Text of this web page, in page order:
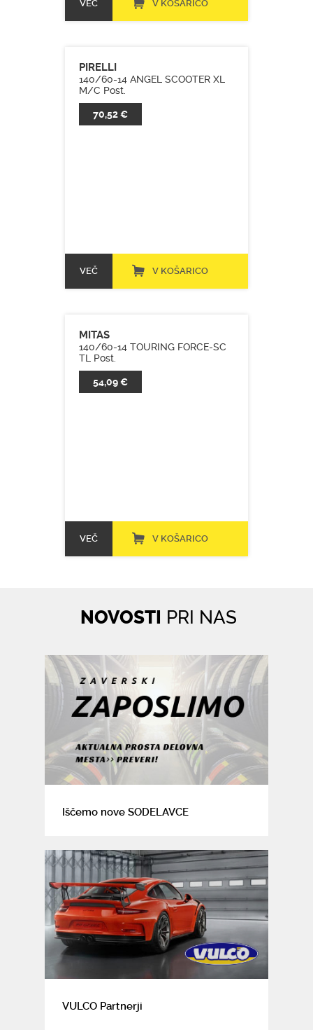
VEČ V KOŠARICO
PIRELLI
140/60-14 ANGEL SCOOTER XL
M/C Post.
70,52 €
VEČ V KOŠARICO
MITAS
140/60-14 TOURING FORCE-SC
TL Post.
54,09 €
VEČ V KOŠARICO
NOVOSTI PRI NAS
Iščemo nove SODELAVCE
VULCO Partnerji